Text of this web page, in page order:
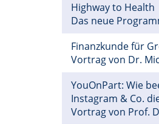
Highway to Health
Das neue
Finanzkunde für
Vortrag von Dr.
YouOnPart: Wie
Instagram & Co.
Vortrag von Prof.